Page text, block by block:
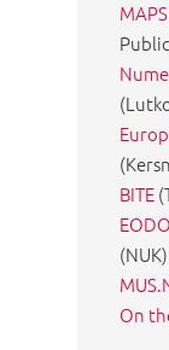
MAPS
BITE
(NUK)
On